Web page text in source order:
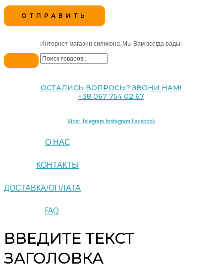
Интернет магазин силикона. Мы Вам всегда рады!
ОСТАЛИСЬ ВОПРОСЫ? ЗВОНИ НАМ!
+38 067 754 02 67
Viber Telegram Instagram Facebook
О НАС
КОНТАКТЫ
ДОСТАВКА/ОПЛАТА
FAQ
ВВЕДИТЕ ТЕКСТ
ЗАГОЛОВКА